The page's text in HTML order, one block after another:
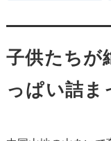
子供たちが
っぱい詰ま